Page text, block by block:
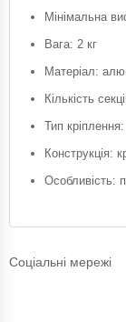
Мінімальна
Вага: 2 кг
Матеріал:
Кількість
Тип
Конструкція:
Особливість:
Соціальні мережі